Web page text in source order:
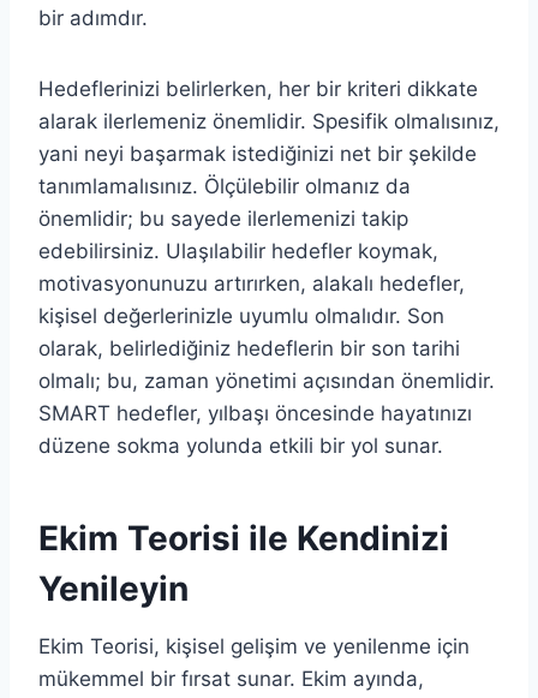
bir adımdır.
Hedeflerinizi belirlerken, her bir kriteri dikkate
alarak ilerlemeniz önemlidir. Spesifik olmalısınız,
yani neyi başarmak istediğinizi net bir şekilde
tanımlamalısınız. Ölçülebilir olmanız da
önemlidir; bu sayede ilerlemenizi takip
edebilirsiniz. Ulaşılabilir hedefler koymak,
motivasyonunuzu artırırken, alakalı hedefler,
kişisel değerlerinizle uyumlu olmalıdır. Son
olarak, belirlediğiniz hedeflerin bir son tarihi
olmalı; bu, zaman yönetimi açısından önemlidir.
SMART hedefler, yılbaşı öncesinde hayatınızı
düzene sokma yolunda etkili bir yol sunar.
Ekim Teorisi ile Kendinizi
Yenileyin
Ekim Teorisi, kişisel gelişim ve yenilenme için
mükemmel bir fırsat sunar. Ekim ayında,